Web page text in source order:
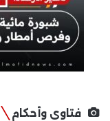
فتاوى وأحكام